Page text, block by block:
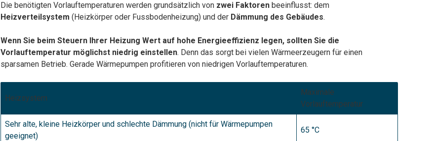
Die benötigten Vorlauftemperaturen werden grundsätzlich von zwei Faktoren beeinflusst: dem
Heizverteilsystem (Heizkörper oder Fussbodenheizung) und der Dämmung des Gebäudes.
Wenn Sie beim Steuern Ihrer Heizung Wert auf hohe Energieeffizienz legen, sollten Sie die
Vorlauftemperatur möglichst niedrig einstellen. Denn das sorgt bei vielen Wärmeerzeugern für einen
sparsamen Betrieb. Gerade Wärmepumpen profitieren von niedrigen Vorlauftemperaturen.
Heizsystem
Maximale
Vorlauftemperatur
Sehr alte, kleine Heizkörper und schlechte Dämmung (nicht für Wärmepumpen
geeignet)
65 °C